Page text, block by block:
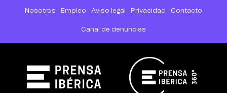
Nosotros Empleo Aviso legal Privacidad Contacto
Canal de denuncias